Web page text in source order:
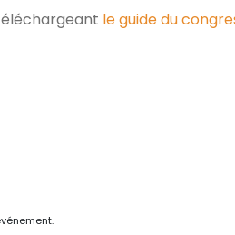
le guide du